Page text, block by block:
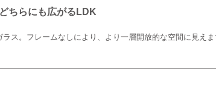
ちらにも広がるLDK
ス。フレームなしにより、より一層開放的な空間に見え